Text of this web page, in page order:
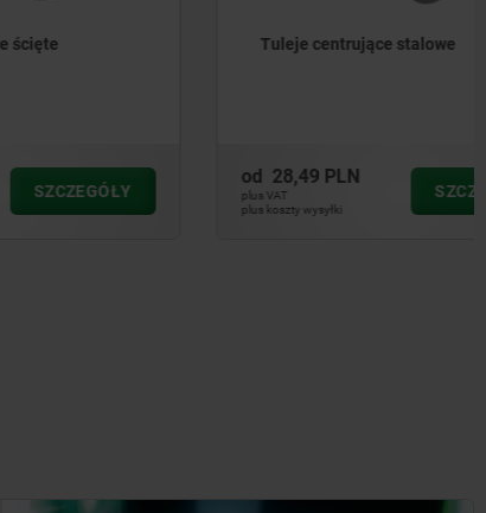
Tuleje centrujące stalowe
od 28,49 PLN
plus koszty wysyłki